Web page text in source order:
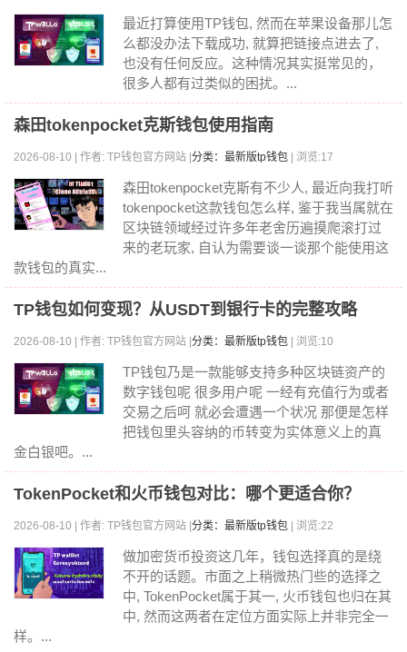
最近打算使用TP钱包, 然而在苹果设备那儿怎
么都没办法下载成功, 就算把链接点进去了,
也没有任何反应。这种情况其实挺常见的，
很多人都有过类似的困扰。...
森田tokenpocket克斯钱包使用指南
2026-08-10 | 作者: TP钱包官方网站 | 分类：最新版tp钱包 | 浏览:17
森田tokenpocket克斯有不少人, 最近向我打听
tokenpocket这款钱包怎么样, 鉴于我当属就在
区块链领域经过许多年老舍历遍摸爬滚打过
来的老玩家, 自认为需要谈一谈那个能使用这
款钱包的真实...
TP钱包如何变现？从USDT到银行卡的完整攻略
2026-08-10 | 作者: TP钱包官方网站 | 分类：最新版tp钱包 | 浏览:10
TP钱包乃是一款能够支持多种区块链资产的
数字钱包呢 很多用户呢 一经有充值行为或者
交易之后呵 就必会遭遇一个状况 那便是怎样
把钱包里头容纳的币转变为实体意义上的真
金白银吧。...
TokenPocket和火币钱包对比：哪个更适合你？
2026-08-10 | 作者: TP钱包官方网站 | 分类：最新版tp钱包 | 浏览:22
做加密货币投资这几年，钱包选择真的是绕
不开的话题。市面之上稍微热门些的选择之
中, TokenPocket属于其一, 火币钱包也归在其
中, 然而这两者在定位方面实际上并非完全一
样。...